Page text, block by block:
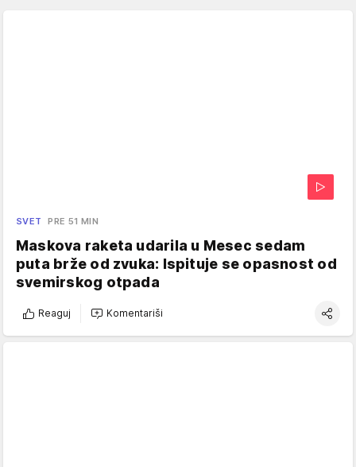
SVET PRE 51 MIN
Maskova raketa udarila u Mesec sedam
puta brže od zvuka: Ispituje se opasnost od
svemirskog otpada
Reaguj Komentariši